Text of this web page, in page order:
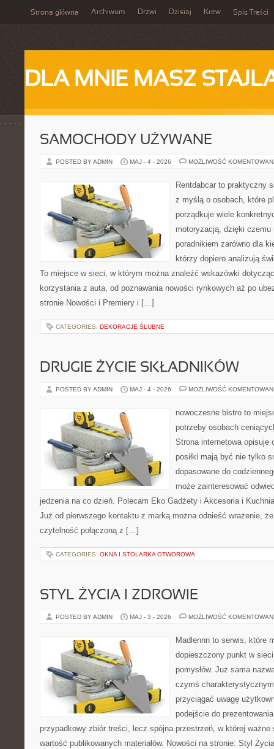
Strona główna Archiwum Drzwi Dzisiaj Krew Spis Treści
DLA MNIE MASZ
SAMOCHODY UŻYWANE
POSTED BY ADMIN MAJ - 4 - 2026 MOŻLIWOŚĆ
Rentdabcar to praktyczny
z myślą o osobach, które
porządkuje wiele
motoryzacją, dzięki
poradnikiem zarówno dla
którzy dopiero analizują
To miejsce w sieci, w którym można znaleźć wskazówki
korzystania z auta, od poznawania nowości rynkowych aż po
stronie Nowości i Premiery i […]
CATEGORIES: DEKORACJE ŚLUBNE
DRUGIE ŻYCIE SKŁADNIKÓW
POSTED BY ADMIN MAJ - 4 - 2026 MOŻLIWOŚĆ
nowoczesne bistro to
potrzeby osobach
Strona internetowa opisuje
posiłki mają być nie tylko
dopasowane do
może zainteresować
jedzenia na co dzień. Polecam Eko Gadżety i Akcesoria i
Już od pierwszego kontaktu z marką można odnieść wrażenie,
czytelność połączoną z […]
CATEGORIES: OKNA I STOLARKA OTWOROWA
STYL ŻYCIA I ZDROWIE
POSTED BY ADMIN MAJ - 3 - 2026 MOŻLIWOŚĆ
Madlennn to serwis, które
dopieszczony punkt w
pomysłów. Już sama
czymś
przyciągać uwagę
podejście do
przypadkowy zbiór treści, lecz spójna przestrzeń, w której
wartość publikowanych materiałów. Nowości na stronie: Styl